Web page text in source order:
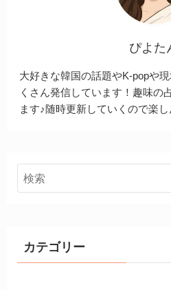
ぴよた
大好きな韓国の話題やK-popや
くさん発信しています！趣味の
ます♪随時更新していくので楽
カテゴリー